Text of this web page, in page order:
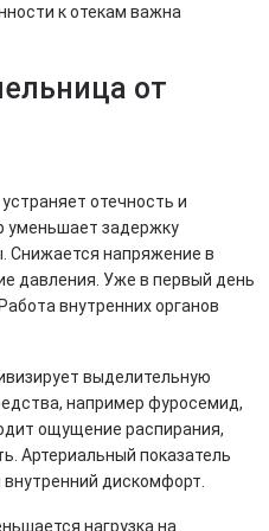
к отекам важна
от
отечность и
уменьшает задержку
Снижается напряжение в
давления. Уже в первый день
внутренних органов
выделительную
например фуросемид,
ощущение распирания,
Артериальный показатель
дискомфорт.
нагрузка на